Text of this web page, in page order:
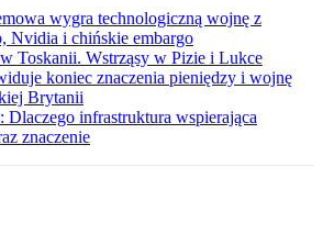
wygra technologiczną wojnę z
Nvidia i chińskie embargo
Toskanii. Wstrząsy w Pizie i Lukce
koniec znaczenia pieniędzy i wojnę
Brytanii
Dlaczego infrastruktura wspierająca
znaczenie